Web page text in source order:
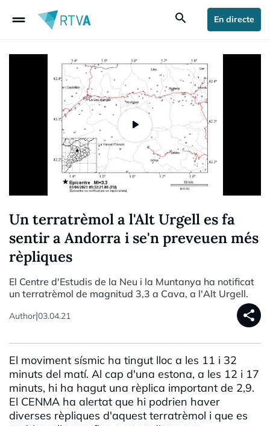
drag_handle search En directe
Un terratrèmol a l'Alt Urgell es fa
sentir a Andorra i se'n preveuen més
rèpliques
El Centre d'Estudis de la Neu i la Muntanya ha notificat
un terratrèmol de magnitud 3,3 a Cava, a l'Alt Urgell.
Author|03.04.21 share
El moviment sísmic ha tingut lloc a les 11 i 32
minuts del matí. Al cap d'una estona, a les 12 i 17
minuts, hi ha hagut una rèplica important de 2,9.
El CENMA ha alertat que hi podrien haver
diverses rèpliques d'aquest terratrèmol i que es